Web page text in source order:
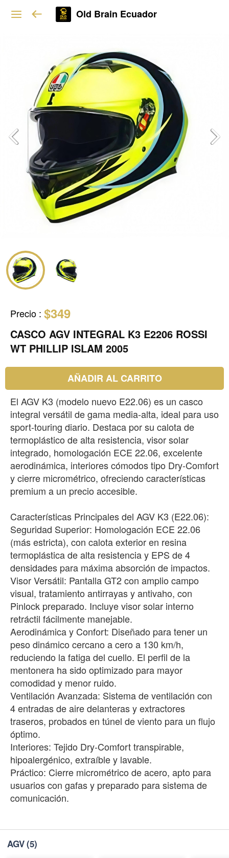
Old Brain Ecuador
Precio : $349
CASCO AGV INTEGRAL K3 E2206 ROSSI
WT PHILLIP ISLAM 2005
AÑADIR AL CARRITO
El AGV K3 (modelo nuevo E22.06) es un casco
integral versátil de gama media-alta, ideal para uso
sport-touring diario. Destaca por su calota de
termoplástico de alta resistencia, visor solar
integrado, homologación ECE 22.06, excelente
aerodinámica, interiores cómodos tipo Dry-Comfort
y cierre micrométrico, ofreciendo características
premium a un precio accesible.
Características Principales del AGV K3 (E22.06):
Seguridad Superior: Homologación ECE 22.06
(más estricta), con calota exterior en resina
termoplástica de alta resistencia y EPS de 4
densidades para máxima absorción de impactos.
Visor Versátil: Pantalla GT2 con amplio campo
visual, tratamiento antirrayas y antivaho, con
Pinlock preparado. Incluye visor solar interno
retráctil fácilmente manejable.
Aerodinámica y Confort: Diseñado para tener un
peso dinámico cercano a cero a 130 km/h,
reduciendo la fatiga del cuello. El perfil de la
mentonera ha sido optimizado para mayor
comodidad y menor ruido.
Ventilación Avanzada: Sistema de ventilación con
4 entradas de aire delanteras y extractores
traseros, probados en túnel de viento para un flujo
óptimo.
Interiores: Tejido Dry-Comfort transpirable,
hipoalergénico, extraíble y lavable.
Práctico: Cierre micrométrico de acero, apto para
usuarios con gafas y preparado para sistema de
comunicación.
AGV(5)